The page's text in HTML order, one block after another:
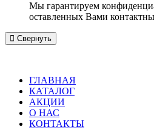
Мы гарантируем
оставленных Вами
Свернуть
ГЛАВНАЯ
КАТАЛОГ
АКЦИИ
О НАС
КОНТАКТЫ